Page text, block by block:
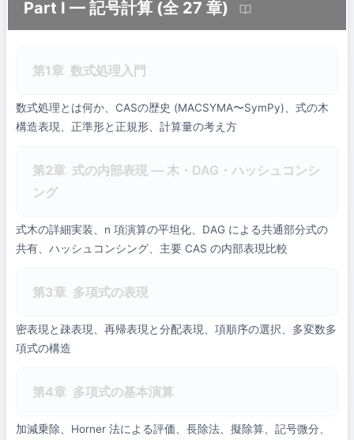
Part I — 記号計算 (全 27 章)
第1章 数式処理入門
数式処理とは何か、CASの歴史 (MACSYMA〜SymPy)、式の木
構造表現、正準形と正規形、計算量の考え方
第2章 式の内部表現 — 木・DAG・ハッシュコンシ
ング
式木の詳細実装、n 項演算の平坦化、DAG による共通部分式の
共有、ハッシュコンシング、主要 CAS の内部表現比較
第3章 多項式の表現
密表現と疎表現、再帰表現と分配表現、項順序の選択、多変数多
項式の構造
第4章 多項式の基本演算
加減乗除、Horner 法による評価、長除法、擬除算、記号微分、